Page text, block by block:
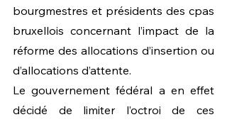
bourgmestres et présidents des cpas
bruxellois concernant l’impact de la
réforme des allocations d’insertion ou
d’allocations d’attente.
Le gouvernement fédéral a en effet
décidé de limiter l’octroi de ces